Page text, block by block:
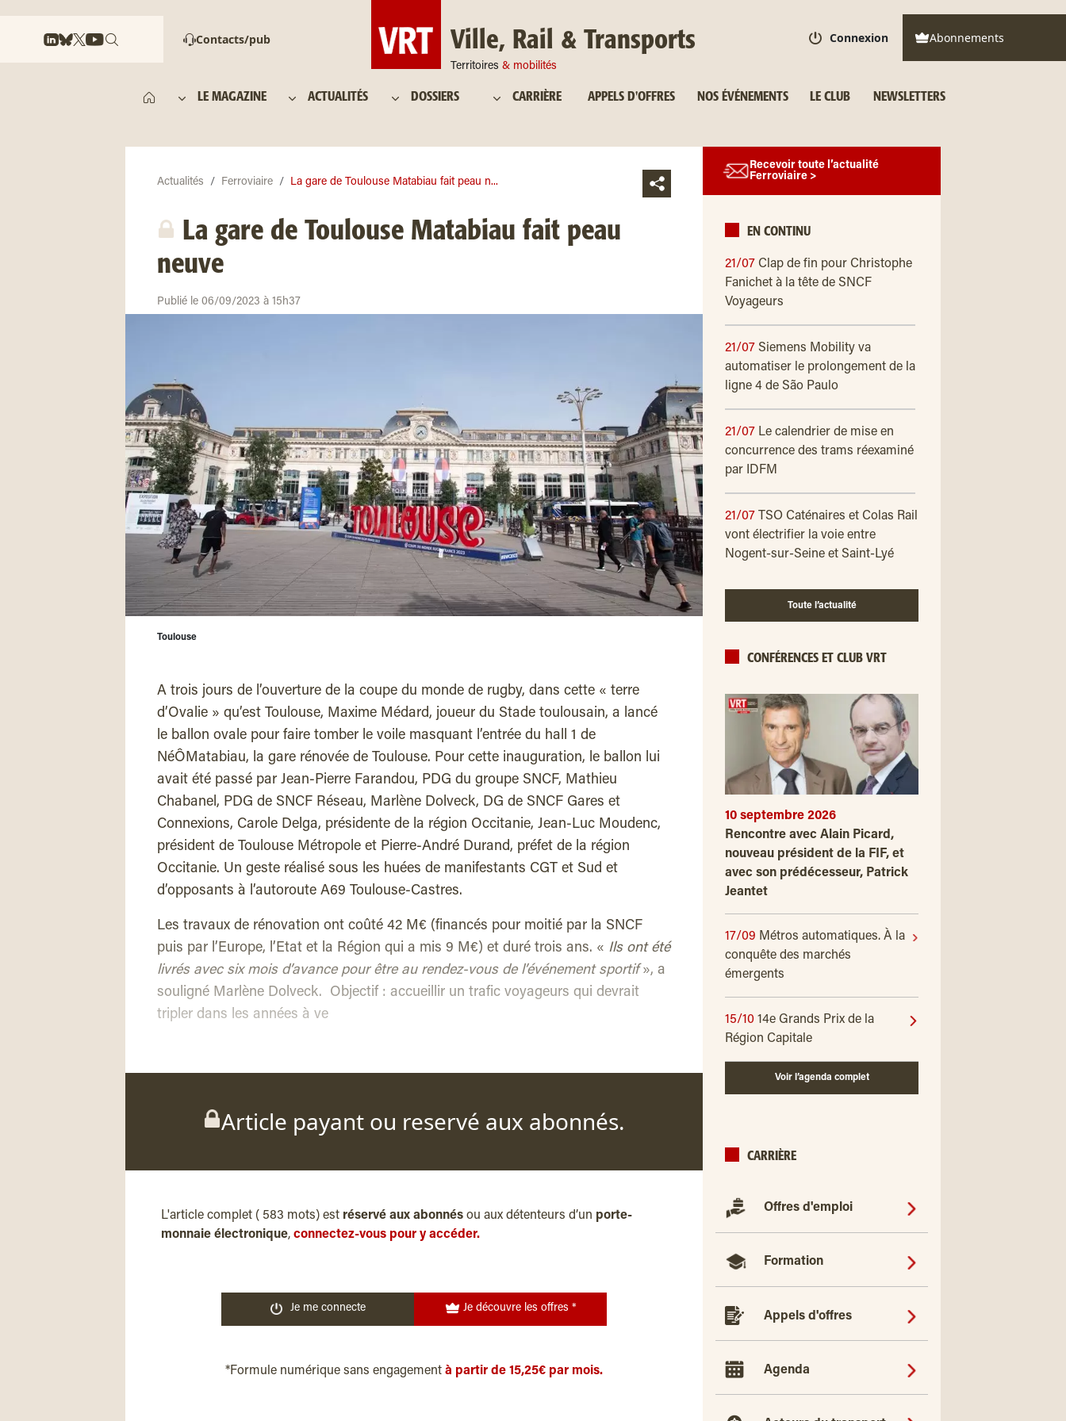
Contacts/pub Ville, Rail & Transports
Territoires & mobilités
Connexion Abonnements
LE MAGAZINE ACTUALITÉS DOSSIERS CARRIÈRE APPELS D'OFFRES NOS ÉVÉNEMENTS LE CLUB NEWSLETTERS
Actualités Ferroviaire La gare de Toulouse Matabiau fait peau n...
La gare de Toulouse Matabiau fait peau
neuve
Publié le 06/09/2023 à 15h37
Toulouse
A trois jours de l’ouverture de la coupe du monde de rugby, dans cette « terre
d’Ovalie » qu’est Toulouse, Maxime Médard, joueur du Stade toulousain, a lancé
le ballon ovale pour faire tomber le voile masquant l’entrée du hall 1 de
NéÔMatabiau, la gare rénovée de Toulouse. Pour cette inauguration, le ballon lui
avait été passé par Jean-Pierre Farandou, PDG du groupe SNCF, Mathieu
Chabanel, PDG de SNCF Réseau, Marlène Dolveck, DG de SNCF Gares et
Connexions, Carole Delga, présidente de la région Occitanie, Jean-Luc Moudenc,
président de Toulouse Métropole et Pierre-André Durand, préfet de la région
Occitanie. Un geste réalisé sous les huées de manifestants CGT et Sud et
d’opposants à l’autoroute A69 Toulouse-Castres.
Les travaux de rénovation ont coûté 42 M€ (financés pour moitié par la SNCF
puis par l’Europe, l’Etat et la Région qui a mis 9 M€) et duré trois ans. « Ils ont été
livrés avec six mois d’avance pour être au rendez-vous de l’événement sportif», a
souligné Marlène Dolveck. Objectif : accueillir un trafic voyageurs qui devrait
tripler dans les années à ve
Article payant ou reservé aux abonnés.
L'article complet ( 583 mots) est réservé aux abonnés ou aux détenteurs d’un porte-
monnaie électronique, connectez-vous pour y accéder.
Je me connecte Je découvre les offres *
*Formule numérique sans engagement à partir de 15,25€ par mois.
Recevoir toute l’actualité
Ferroviaire >
EN CONTINU
21/07 Clap de fin pour Christophe
Fanichet à la tête de SNCF
Voyageurs
21/07 Siemens Mobility va
automatiser le prolongement de la
ligne 4 de São Paulo
21/07 Le calendrier de mise en
concurrence des trams réexaminé
par IDFM
21/07
TSO Caténaires et Colas Rail
vont électrifier la voie entre
Nogent-sur-Seine et Saint-Lyé
Toute l’actualité
CONFÉRENCES ET CLUB VRT
10 septembre 2026
Rencontre avec Alain Picard,
nouveau président de la FIF, et
avec son prédécesseur, Patrick
Jeantet
17/09 Métros automatiques. À la
conquête des marchés
émergents
15/10 14e Grands Prix de la
Région Capitale
Voir l’agenda complet
CARRIÈRE
Offres d'emploi
Formation
Appels d'offres
Agenda